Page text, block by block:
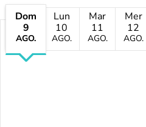
Dom
9
AGO.
Lun
10
AGO.
Mar
11
AGO.
Mer
12
AGO.